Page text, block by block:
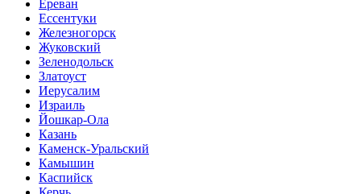
Ереван
Ессентуки
Железногорск
Жуковский
Зеленодольск
Златоуст
Иерусалим
Израиль
Йошкар-Ола
Казань
Каменск-Уральский
Камышин
Каспийск